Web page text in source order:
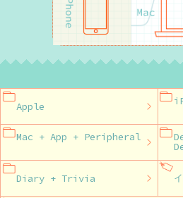
Apple
Mac + App + Peripheral
Diary + Trivia